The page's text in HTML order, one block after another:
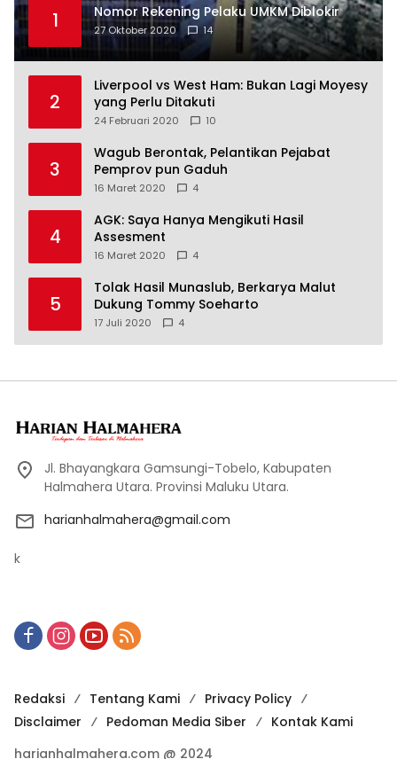
1 Nomor Rekening Pelaku UMKM Diblokir
27 Oktober 2020 14
2
Liverpool vs West Ham: Bukan Lagi Moyesy
yang Perlu Ditakuti
24 Februari 2020 10
3
Wagub Berontak, Pelantikan Pejabat
Pemprov pun Gaduh
16 Maret 2020 4
4
AGK: Saya Hanya Mengikuti Hasil
Assesment
16 Maret 2020 4
5
Tolak Hasil Munaslub, Berkarya Malut
Dukung Tommy Soeharto
17 Juli 2020 4
Jl. Bhayangkara Gamsungi-Tobelo, Kabupaten
Halmahera Utara. Provinsi Maluku Utara.
harianhalmahera@gmail.com
k
Redaksi Tentang Kami
Privacy Policy
Disclaimer
Pedoman Media Siber
Kontak Kami
harianhalmahera.com @ 2024